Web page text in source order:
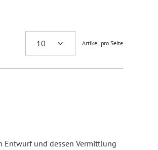
Artikel pro Seite
Entwurf und dessen Vermittlung